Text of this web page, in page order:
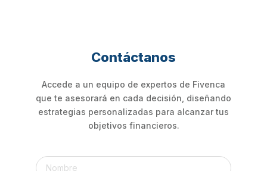
Contáctanos
Accede a un equipo de expertos de Fivenca
que te asesorará en cada decisión, diseñando
estrategias personalizadas para alcanzar tus
objetivos financieros.